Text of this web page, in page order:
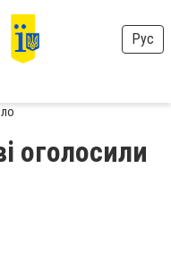
Рус
оголосили